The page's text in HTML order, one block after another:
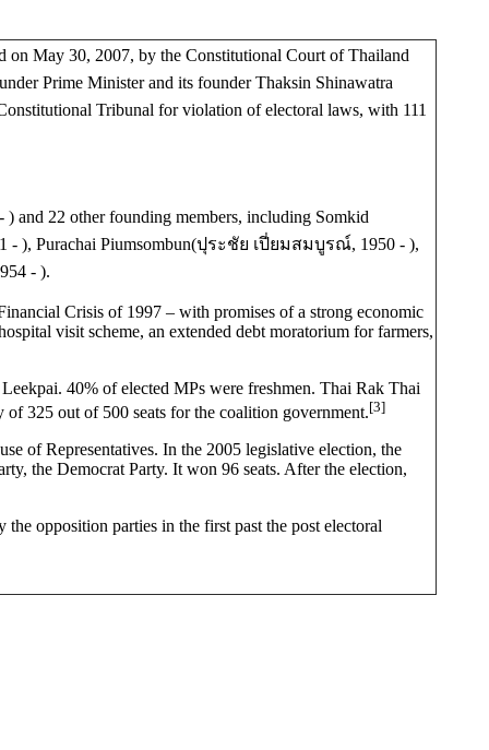
May 30, 2007, by the Constitutional Court of Thailand
Prime Minister and its founder Thaksin Shinawatra
Tribunal for violation of electoral laws, with 111
) and 22 other founding members, including Somkid
- ), Purachai Piumsombun(ปุระชัย เปี่ยมสมบูรณ์, 1950 - ),
- ).
Crisis of 1997 – with promises of a strong economic
visit scheme, an extended debt moratorium for farmers,
40% of elected MPs were freshmen. Thai Rak Thai
325 out of 500 seats for the coalition government.[3]
of Representatives. In the 2005 legislative election, the
the Democrat Party. It won 96 seats. After the election,
opposition parties in the first past the post electoral